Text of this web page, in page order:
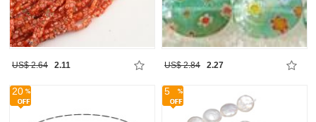
US$ 2.64 2.11 US$ 2.84 2.27
20 5